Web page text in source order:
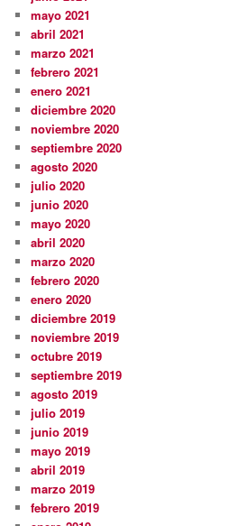
mayo 2021
abril 2021
marzo 2021
febrero 2021
enero 2021
diciembre 2020
noviembre 2020
septiembre 2020
agosto 2020
julio 2020
junio 2020
mayo 2020
abril 2020
marzo 2020
febrero 2020
enero 2020
diciembre 2019
noviembre 2019
octubre 2019
septiembre 2019
agosto 2019
julio 2019
junio 2019
mayo 2019
abril 2019
marzo 2019
febrero 2019